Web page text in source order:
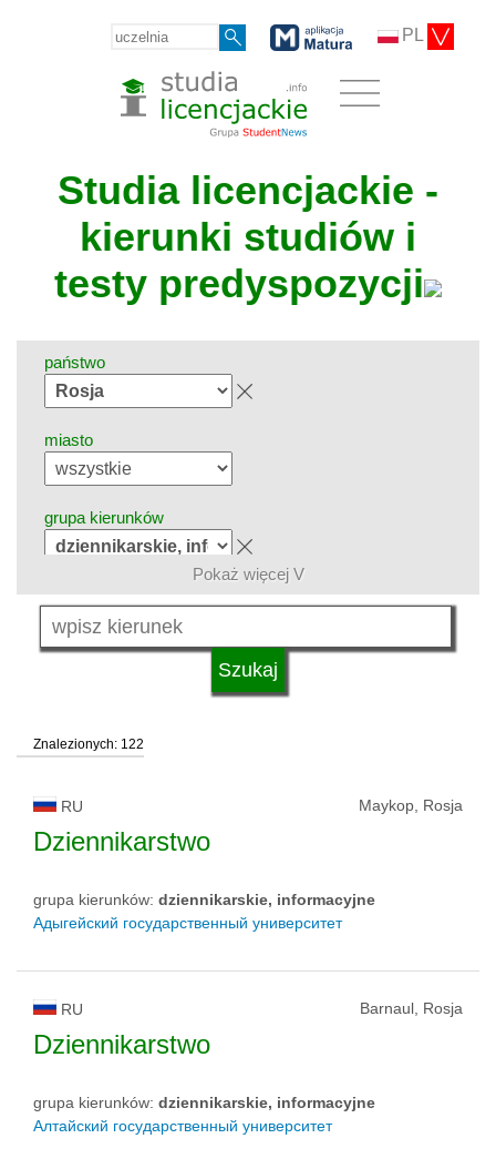
PL
Studia licencjackie -
kierunki studiów i
testy predyspozycji
państwo
miasto
grupa kierunków
język
status uczelni
Pokaż więcej V
Znalezionych: 122
RU Maykop, Rosja
Dziennikarstwo
grupa kierunków: dziennikarskie, informacyjne
Адыгейский государственный университет
RU Barnaul, Rosja
Dziennikarstwo
grupa kierunków: dziennikarskie, informacyjne
Алтайский государственный университет